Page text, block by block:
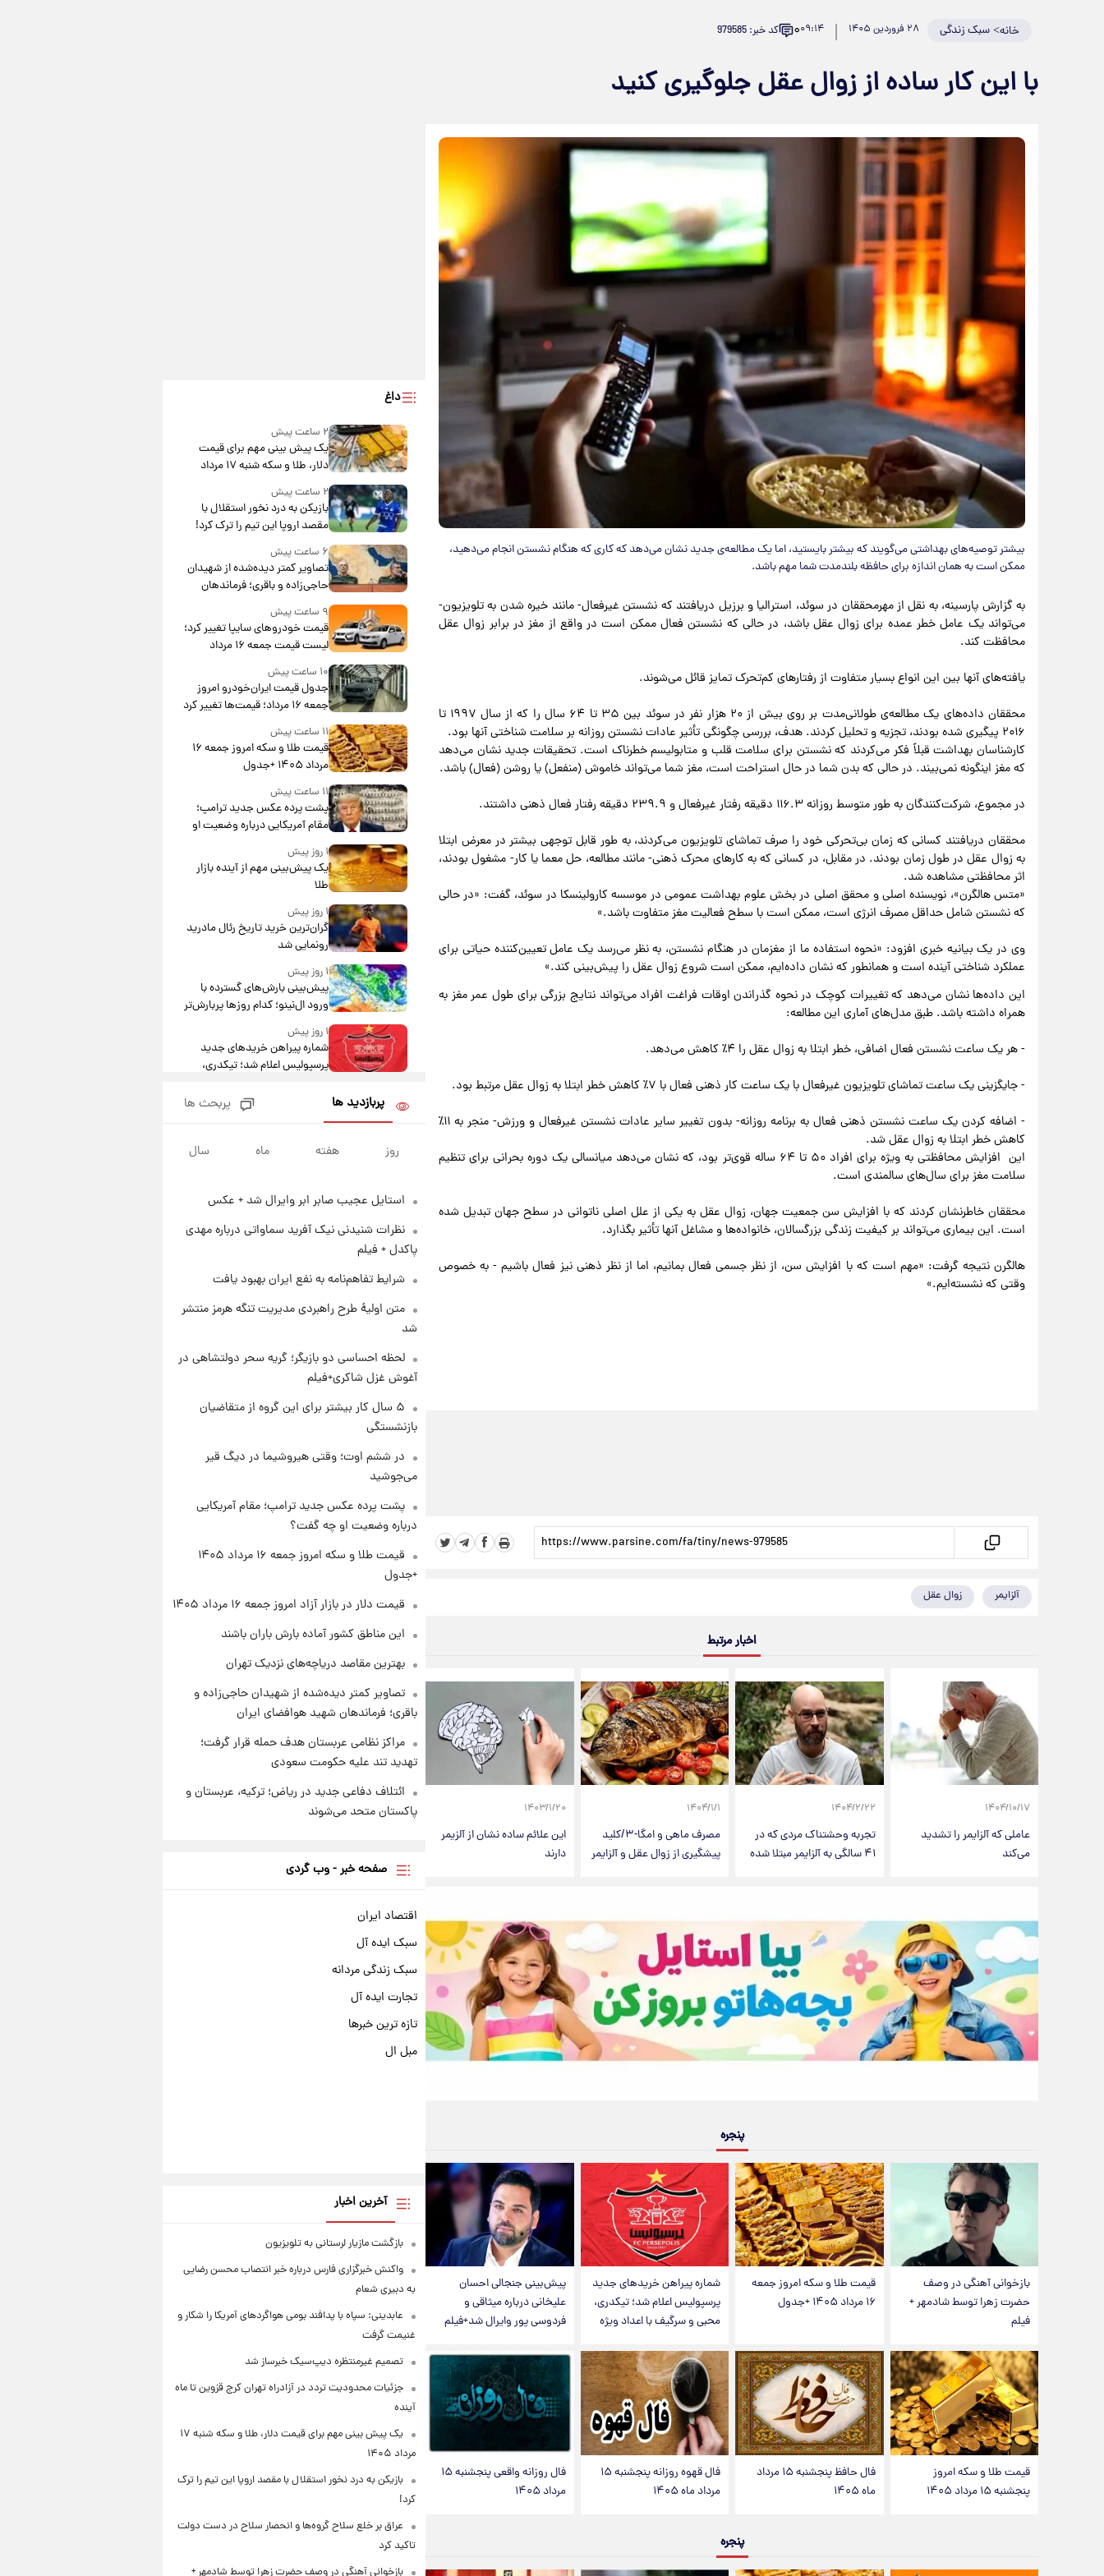
خانه>سبک زندگی ۲۸ فروردین ۱۴۰۵ ۰۹:۱۴۰ کد خبر: 979585
با این کار ساده از زوال عقل جلوگیری کنید
بیشتر توصیه‌های بهداشتی می‌گویند که بیشتر بایستید، اما یک مطالعه‌ی جدید نشان می‌دهد که کاری که هنگام نشستن انجام می‌دهید،
ممکن است به همان اندازه برای حافظه‌ بلندمدت شما مهم باشد.
به گزارش پارسینه، به نقل از مهرمحققان در سوئد، استرالیا و برزیل دریافتند که نشستن غیرفعال- مانند خیره شدن به تلویزیون-
می‌تواند یک عامل خطر عمده برای زوال عقل باشد، در حالی که نشستن فعال ممکن است در واقع از مغز در برابر زوال عقل
محافظت کند.
یافته‌های آنها بین این انواع بسیار متفاوت از رفتارهای کم‌تحرک تمایز قائل می‌شوند.
محققان داده‌های یک مطالعه‌ی طولانی‌مدت بر روی بیش از ۲۰ هزار نفر در سوئد بین ۳۵ تا ۶۴ سال را که از سال ۱۹۹۷ تا
۲۰۱۶ پیگیری شده بودند، تجزیه و تحلیل کردند. هدف، بررسی چگونگی تأثیر عادات نشستن روزانه بر سلامت شناختی آنها بود.
کارشناسان بهداشت قبلاً فکر می‌کردند که نشستن برای سلامت قلب و متابولیسم خطرناک است. تحقیقات جدید نشان می‌دهد
که مغز اینگونه نمی‌بیند. در حالی که بدن شما در حال استراحت است، مغز شما می‌تواند خاموش (منفعل) یا روشن (فعال) باشد.
در مجموع، شرکت‌کنندگان به طور متوسط روزانه ۱۱۶.۳ دقیقه رفتار غیرفعال و ۲۳۹.۹ دقیقه رفتار فعال ذهنی داشتند.
محققان دریافتند کسانی که زمان بی‌تحرکی خود را صرف تماشای تلویزیون می‌کردند، به طور قابل توجهی بیشتر در معرض ابتلا
به زوال عقل در طول زمان بودند. در مقابل، در کسانی که به کارهای محرک ذهنی- مانند مطالعه، حل معما یا کار- مشغول بودند،
اثر محافظتی مشاهده شد.
«متس هالگرن»، نویسنده اصلی و محقق اصلی در بخش علوم بهداشت عمومی در موسسه کارولینسکا در سوئد، گفت: «در حالی
که نشستن شامل حداقل مصرف انرژی است، ممکن است با سطح فعالیت مغز متفاوت باشد.»
وی در یک بیانیه خبری افزود: «نحوه استفاده ما از مغزمان در هنگام نشستن، به نظر می‌رسد یک عامل تعیین‌کننده حیاتی برای
عملکرد شناختی آینده است و همانطور که نشان داده‌ایم، ممکن است شروع زوال عقل را پیش‌بینی کند.»
این داده‌ها نشان می‌دهد که تغییرات کوچک در نحوه گذراندن اوقات فراغت افراد می‌تواند نتایج بزرگی برای طول عمر مغز به
همراه داشته باشد. طبق مدل‌های آماری این مطالعه:
- هر یک ساعت نشستن فعال اضافی، خطر ابتلا به زوال عقل را ۴٪ کاهش می‌دهد.
- جایگزینی یک ساعت تماشای تلویزیون غیرفعال با یک ساعت کار ذهنی فعال با ۷٪ کاهش خطر ابتلا به زوال عقل مرتبط بود.
- اضافه کردن یک ساعت نشستن ذهنی فعال به برنامه روزانه- بدون تغییر سایر عادات نشستن غیرفعال و ورزش- منجر به ۱۱٪
کاهش خطر ابتلا به زوال عقل شد.
این افزایش محافظتی به ویژه برای افراد ۵۰ تا ۶۴ ساله قوی‌تر بود، که نشان می‌دهد میانسالی یک دوره بحرانی برای تنظیم
سلامت مغز برای سال‌های سالمندی است.
محققان خاطرنشان کردند که با افزایش سن جمعیت جهان، زوال عقل به یکی از علل اصلی ناتوانی در سطح جهان تبدیل شده
است. این بیماری می‌تواند بر کیفیت زندگی بزرگسالان، خانواده‌ها و مشاغل آنها تأثیر بگذارد.
هالگرن نتیجه گرفت: «مهم است که با افزایش سن، از نظر جسمی فعال بمانیم، اما از نظر ذهنی نیز فعال باشیم - به خصوص
وقتی که نشسته‌ایم.»
آلزایمر زوال عقل
اخبار مرتبط
۱۴۰۴/۱۰/۱۷
عاملی که آلزایمر را تشدید
می‌کند
۱۴۰۴/۲/۲۲
تجربه وحشتناک مردی که در
۴۱ سالگی به آلزایمر مبتلا شده
۱۴۰۴/۱/۱
مصرف ماهی و امگا-۳/کلید
پیشگیری از زوال عقل و آلزایمر
۱۴۰۳/۱/۲۰
این علائم ساده نشان از آلزیمر
دارند
پنجره
بازخوانی آهنگی در وصف
حضرت زهرا توسط شادمهر +
فیلم
قیمت طلا و سکه امروز جمعه
۱۶ مرداد ۱۴۰۵ +جدول
شماره پیراهن خریدهای جدید
پرسپولیس اعلام شد؛ تیکدری،
محبی و سرگیف با اعداد ویژه
پیش‌بینی جنجالی احسان
علیخانی درباره میثاقی و
فردوسی پور وایرال شد+فیلم
قیمت طلا و سکه امروز
پنجشنبه ۱۵ مرداد ۱۴۰۵
فال حافظ پنجشنبه ۱۵ مرداد
ماه ۱۴۰۵
فال قهوه روزانه پنجشنبه ۱۵
مرداد ماه ۱۴۰۵
فال روزانه واقعی پنجشنبه ۱۵
مرداد ۱۴۰۵
پنجره
داغ
۲ ساعت پیش
یک پیش ‌بینی مهم برای قیمت
دلار، طلا و سکه شنبه ۱۷ مرداد
۲ ساعت پیش
بازیکن به درد نخور استقلال با
مقصد اروپا این تیم را ترک کرد!
۶ ساعت پیش
تصاویر کمتر دیده‌شده از شهیدان
حاجی‌زاده و باقری؛ فرماندهان
۹ ساعت پیش
قیمت خودروهای سایپا تغییر کرد؛
لیست قیمت جمعه ۱۶ مرداد
منتشر شد
۱۰ ساعت پیش
جدول قیمت ایران‌خودرو امروز
جمعه ۱۶ مرداد؛ قیمت‌ها تغییر کرد
۱۱ ساعت پیش
قیمت طلا و سکه امروز جمعه ۱۶
مرداد ۱۴۰۵ +جدول
۱۱ ساعت پیش
پشت پرده عکس جدید ترامپ؛
مقام آمریکایی درباره وضعیت او
چه گفت؟
۱ روز پیش
یک پیش‌بینی مهم از آینده بازار
طلا
۱ روز پیش
گران‌ترین خرید تاریخ رئال مادرید
رونمایی شد
۱ روز پیش
پیش‌بینی بارش‌های گسترده با
ورود ال‌نینو؛ کدام روزها پربارش‌تر
خواهند بود؟
۱ روز پیش
شماره پیراهن خریدهای جدید
پرسپولیس اعلام شد؛ تیکدری،
جزئیات فعال‌سازی «کیف پول
ایران» اعلام شد+فیلم
۱ روز پیش
۱۵ مرداد ۱۴۰۵ +جدول
قیمت طلا و سکه امروز پنجشنبه
شارژ جدید کالابرگ برای سه
دهک؛ جزئیات اعلام شد
پربازدید ها پربحث ها
روز هفته ماه سال
استایل عجیب صابر ابر وایرال شد + عکس
نظرات شنیدنی نیک آفرید سماواتی درباره مهدی
پاکدل + فیلم
شرایط تفاهم‌نامه به نفع ایران بهبود یافت
متن اولیۀ طرح راهبردی مدیریت تنگه هرمز منتشر
شد
لحظه احساسی دو بازیگر؛ گریه سحر دولتشاهی در
آغوش غزل شاکری+فیلم
۵ سال کار بیشتر برای این گروه از متقاضیان
بازنشستگی
در ششم اوت؛ وقتی هیروشیما در دیگ قیر
می‌جوشید
پشت پرده عکس جدید ترامپ؛ مقام آمریکایی
درباره وضعیت او چه گفت؟
قیمت طلا و سکه امروز جمعه ۱۶ مرداد ۱۴۰۵
+جدول
قیمت دلار در بازار آزاد امروز جمعه ۱۶ مرداد ۱۴۰۵
این مناطق کشور آماده بارش باران باشند
بهترین مقاصد دریاچه‌های نزدیک تهران
تصاویر کمتر دیده‌شده از شهیدان حاجی‌زاده و
باقری؛ فرماندهان شهید هوافضای ایران
مراکز نظامی عربستان هدف حمله قرار گرفت؛
تهدید تند علیه حکومت سعودی
ائتلاف دفاعی جدید در ریاض؛ ترکیه، عربستان و
پاکستان متحد می‌شوند
صفحه خبر - وب گردی
اقتصاد ایران
سبک ایده آل
سبک زندگی مردانه
تجارت ایده آل
تازه ترین خبرها
مبل ال
آخرین اخبار
بازگشت مازیار لرستانی به تلویزیون
واکنش خبرگزاری فارس درباره خبر انتصاب محسن رضایی
به دبیری شعام
عابدینی: سپاه با پدافند بومی هواگردهای آمریکا را شکار و
غنیمت گرفت
تصمیم غیرمنتظره دیپ‌سیک خبرساز شد
جزئیات محدودیت تردد در آزادراه تهران کرج قزوین تا ماه
آینده
یک پیش ‌بینی مهم برای قیمت دلار، طلا و سکه شنبه ۱۷
مرداد ۱۴۰۵
بازیکن به درد نخور استقلال با مقصد اروپا این تیم را ترک
کرد!
عراق بر خلع سلاح گروه‌ها و انحصار سلاح در دست دولت
تاکید کرد
بازخوانی آهنگی در وصف حضرت زهرا توسط شادمهر +